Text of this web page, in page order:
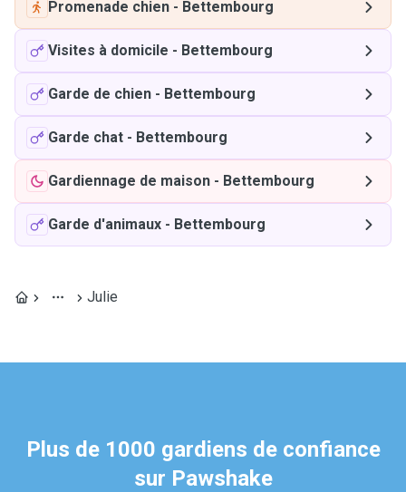
Promenade chien - Bettembourg
Visites à domicile - Bettembourg
Garde de chien - Bettembourg
Garde chat - Bettembourg
Gardiennage de maison - Bettembourg
Garde d'animaux - Bettembourg
Julie
Plus de 1000 gardiens de confiance
sur Pawshake